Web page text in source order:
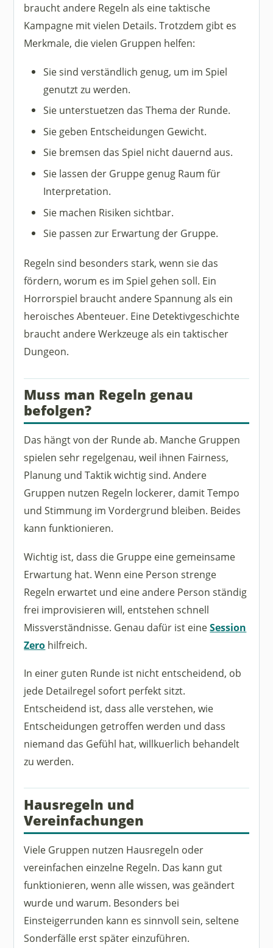
braucht andere Regeln als eine taktische
Kampagne mit vielen Details. Trotzdem gibt es
Merkmale, die vielen Gruppen helfen:
Sie sind verständlich genug, um im Spiel
genutzt zu werden.
Sie unterstuetzen das Thema der Runde.
Sie geben Entscheidungen Gewicht.
Sie bremsen das Spiel nicht dauernd aus.
Sie lassen der Gruppe genug Raum für
Interpretation.
Sie machen Risiken sichtbar.
Sie passen zur Erwartung der Gruppe.
Regeln sind besonders stark, wenn sie das
fördern, worum es im Spiel gehen soll. Ein
Horrorspiel braucht andere Spannung als ein
heroisches Abenteuer. Eine Detektivgeschichte
braucht andere Werkzeuge als ein taktischer
Dungeon.
Muss man Regeln genau
befolgen?
Das hängt von der Runde ab. Manche Gruppen
spielen sehr regelgenau, weil ihnen Fairness,
Planung und Taktik wichtig sind. Andere
Gruppen nutzen Regeln lockerer, damit Tempo
und Stimmung im Vordergrund bleiben. Beides
kann funktionieren.
Wichtig ist, dass die Gruppe eine gemeinsame
Erwartung hat. Wenn eine Person strenge
Regeln erwartet und eine andere Person ständig
frei improvisieren will, entstehen schnell
Missverständnisse. Genau dafür ist eineSession
Zero hilfreich.
In einer guten Runde ist nicht entscheidend, ob
jede Detailregel sofort perfekt sitzt.
Entscheidend ist, dass alle verstehen, wie
Entscheidungen getroffen werden und dass
niemand das Gefühl hat, willkuerlich behandelt
zu werden.
Hausregeln und
Vereinfachungen
Viele Gruppen nutzen Hausregeln oder
vereinfachen einzelne Regeln. Das kann gut
funktionieren, wenn alle wissen, was geändert
wurde und warum. Besonders bei
Einsteigerrunden kann es sinnvoll sein, seltene
Sonderfälle erst später einzuführen.